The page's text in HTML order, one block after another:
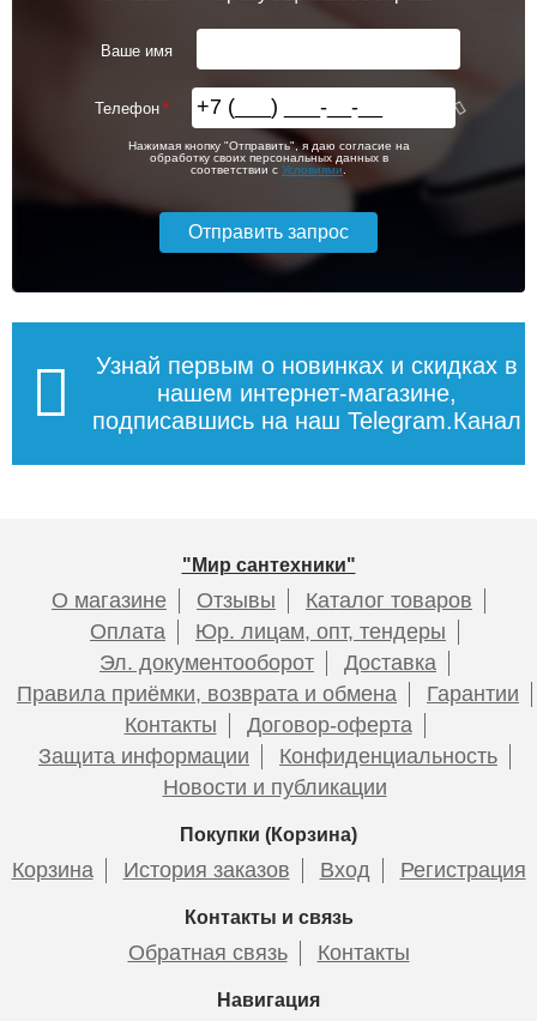
Ваше имя
Телефон
Нажимая кнопку "Отправить", я даю согласие на
обработку своих персональных данных в
соответствии с Условиями
Узнай первым о новинках и скидках в
нашем интернет-магазине,
подписавшись на наш Telegram.Канал
"Мир сантехники"
О магазине Отзывы
Каталог товаров
Оплата
Юр. лицам, опт, тендеры
Эл. документооборот
Доставка
Правила приёмки, возврата и обмена
Гарантии
Контакты
Договор-оферта
Защита информации
Конфиденциальность
Новости и публикации
Покупки (Корзина)
Корзина История заказов Вход Регистрация
Контакты и связь
Обратная связь Контакты
Навигация